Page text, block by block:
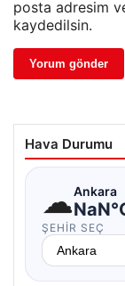
posta adresim
kaydedilsin.
Hava Durumu
☁Ankara
ŞEHIR SEÇ